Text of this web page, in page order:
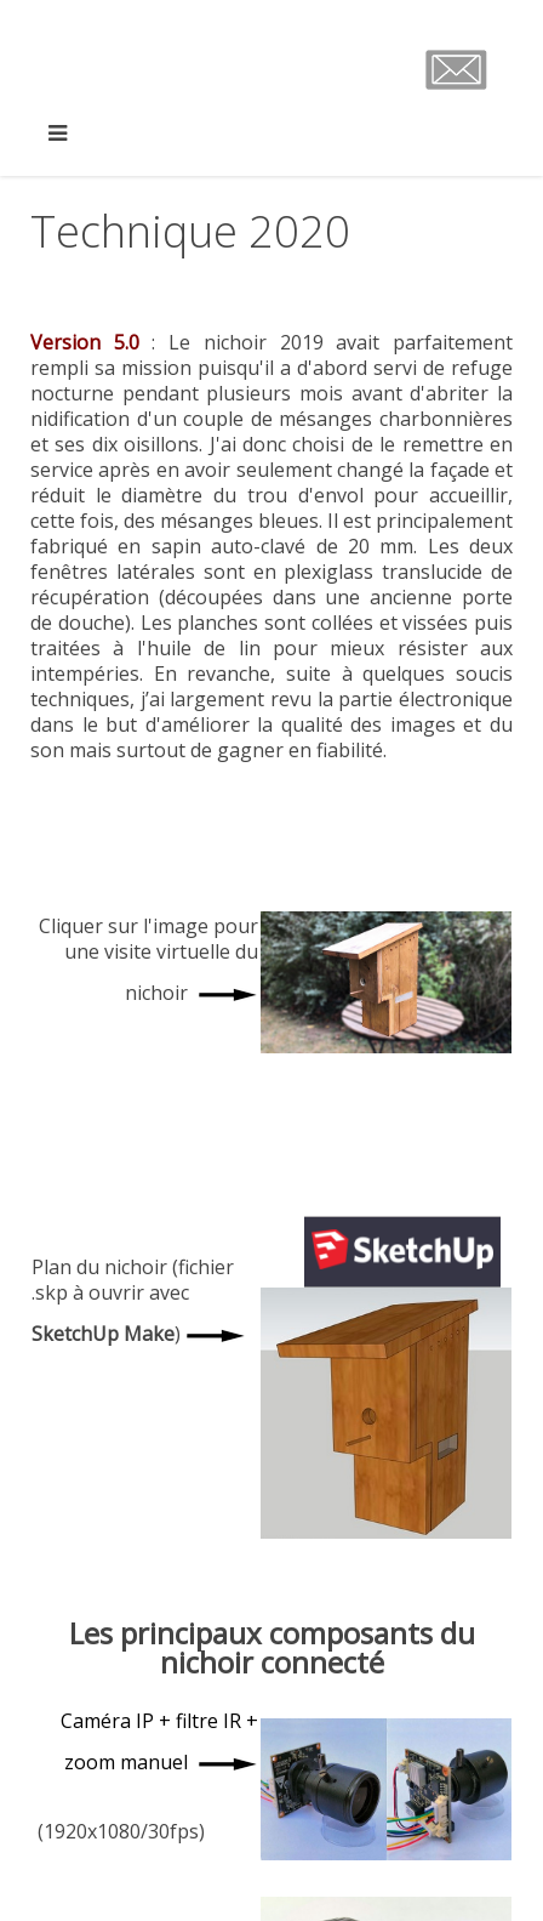
Technique 2020
Version 5.0: Le nichoir 2019 avait parfaitement
rempli sa mission puisqu'il a d'abord servi de refuge
nocturne pendant plusieurs mois avant d'abriter la
nidification d'un couple de mésanges charbonnières
et ses dix oisillons. J'ai donc choisi de le remettre en
service après en avoir seulement changé la façade et
réduit le diamètre du trou d'envol pour accueillir,
cette fois, des mésanges bleues. Il est principalement
fabriqué en sapin auto-clavé de 20 mm. Les deux
fenêtres latérales sont en plexiglass translucide de
récupération (découpées dans une ancienne porte
de douche). Les planches sont collées et vissées puis
traitées à l'huile de lin pour mieux résister aux
intempéries. En revanche, suite à quelques soucis
techniques, j’ai largement revu la partie électronique
dans le but d'améliorer la qualité des images et du
son mais surtout de gagner en fiabilité.
Cliquer sur l'image pour
une visite virtuelle du
nichoir
Plan du nichoir (fichier
.skp à ouvrir avec
SketchUp Make)
Les principaux composants du
nichoir connecté
Caméra IP + filtre IR +
zoom manuel
(1920x1080/30fps)